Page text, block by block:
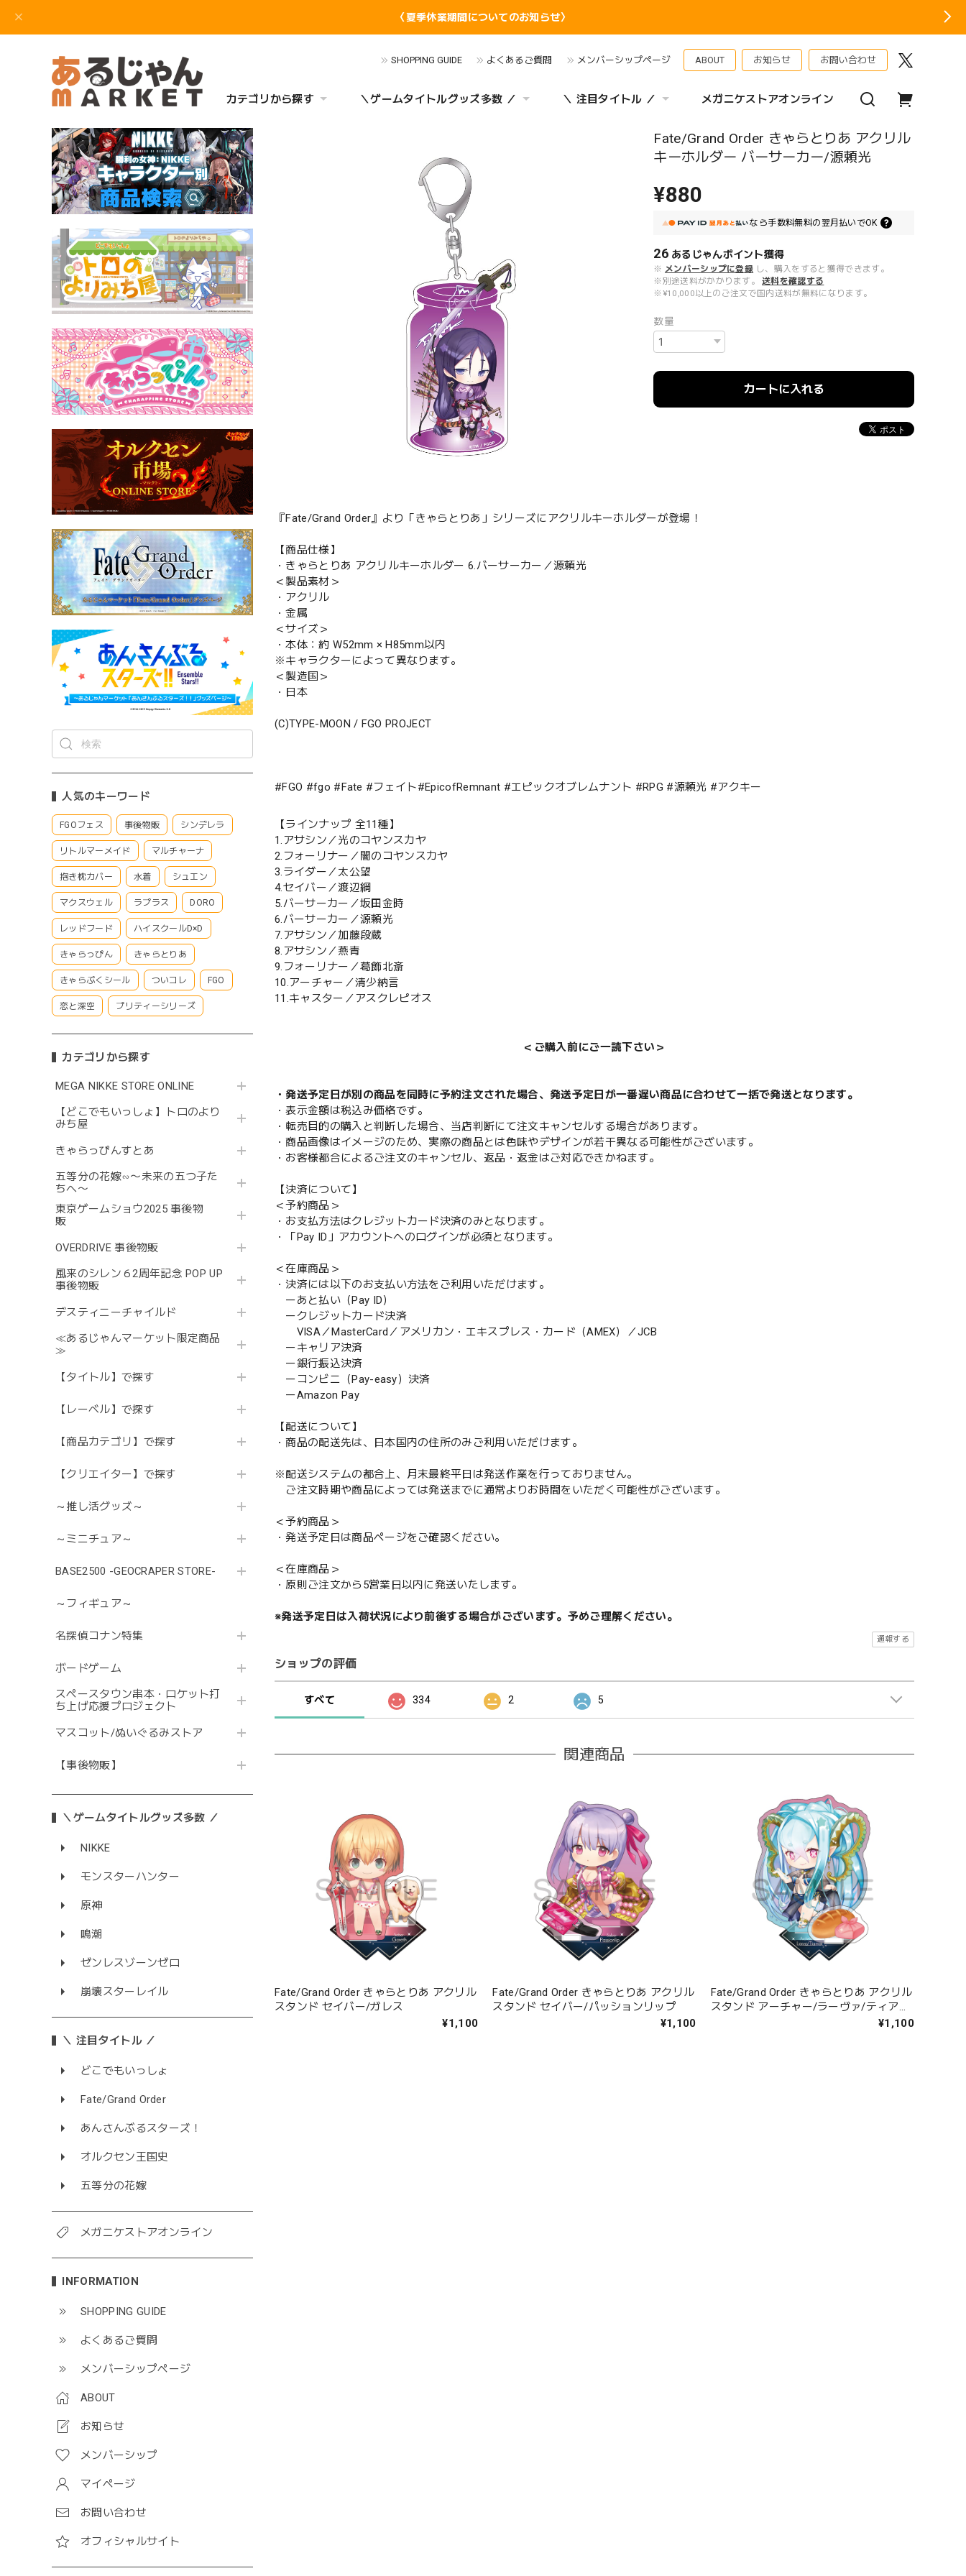
〈夏季休業期間についてのお知らせ〉
SHOPPING GUIDE よくあるご質問 メンバーシップページ ABOUT お知らせ お問い合わせ
カテゴリから探す ＼ゲームタイトルグッズ多数 ／ ＼ 注目タイトル ／ メガニケストアオンライン
人気のキーワード
FGOフェス 事後物販 シンデレラ
リトルマーメイド マルチャーナ
抱き枕カバー 水着 シュエン
マクスウェル ラプラス DORO
レッドフード ハイスクールD×D
きゃらっぴん きゃらとりあ
きゃらぷくシール ついコレ FGO
恋と深空 プリティーシリーズ
カテゴリから探す
MEGA NIKKE STORE ONLINE
【どこでもいっしょ】トロのより
みち屋
きゃらっぴんすとあ
五等分の花嫁∽〜未来の五つ子た
ちへ〜
東京ゲームショウ2025 事後物
販
OVERDRIVE 事後物販
風来のシレン６2周年記念 POP UP
事後物販
デスティニーチャイルド
≪あるじゃんマーケット限定商品
≫
【タイトル】で探す
【レーベル】で探す
【商品カテゴリ】で探す
【クリエイター】で探す
～推し活グッズ～
～ミニチュア～
BASE2500 -GEOCRAPER STORE-
～フィギュア～
名探偵コナン特集
ボードゲーム
スペースタウン串本・ロケット打
ち上げ応援プロジェクト
マスコット/ぬいぐるみストア
【事後物販】
＼ゲームタイトルグッズ多数 ／
NIKKE
モンスターハンター
原神
鳴潮
ゼンレスゾーンゼロ
崩壊スターレイル
＼ 注目タイトル ／
どこでもいっしょ
Fate/Grand Order
あんさんぶるスターズ！
オルクセン王国史
五等分の花嫁
メガニケストアオンライン
INFORMATION
SHOPPING GUIDE
よくあるご質問
メンバーシップページ
ABOUT
お知らせ
メンバーシップ
マイページ
お問い合わせ
オフィシャルサイト
Fate/Grand Order きゃらとりあ アクリル
キーホルダー バーサーカー/源頼光
¥880
なら手数料無料の 翌月払いでOK
26 あるじゃんポイント獲得
※ メンバーシップに登録 し、購入をすると獲得できます。
※別途送料がかかります。
送料を確認する
※¥10,000以上のご注文で国内送料が無料になります。
数量
カートに入れる
『Fate/Grand Order』より「きゃらとりあ」シリーズにアクリルキーホルダーが登場！
【商品仕様】
・きゃらとりあ アクリルキーホルダー 6.バーサーカー／源頼光
＜製品素材＞
・アクリル
・金属
＜サイズ＞
・本体：約 W52mm × H85mm以内
※キャラクターによって異なります。
＜製造国＞
・日本
(C)TYPE-MOON / FGO PROJECT
#FGO #fgo #Fate #フェイト#EpicofRemnant #エピックオブレムナント #RPG #源頼光 #アクキー
【ラインナップ 全11種】
1.アサシン／光のコヤンスカヤ
2.フォーリナー／闇のコヤンスカヤ
3.ライダー／太公望
4.セイバー／渡辺綱
5.バーサーカー／坂田金時
6.バーサーカー／源頼光
7.アサシン／加藤段蔵
8.アサシン／燕青
9.フォーリナー／葛飾北斎
10.アーチャー／清少納言
11.キャスター／アスクレピオス
＜ご購入前にご一読下さい＞
・発送予定日が別の商品を同時に予約注文された場合、発送予定日が一番遅い商品に合わせて一括で発送となります。
・表示金額は税込み価格です。
・転売目的の購入と判断した場合、当店判断にて注文キャンセルする場合があります。
・商品画像はイメージのため、実際の商品とは色味やデザインが若干異なる可能性がございます。
・お客様都合によるご注文のキャンセル、返品・返金はご対応できかねます。
【決済について】
＜予約商品＞
・お支払方法はクレジットカード決済のみとなります。
・「Pay ID」アカウントへのログインが必須となります。
＜在庫商品＞
・決済には以下のお支払い方法をご利用いただけます。
ーあと払い（Pay ID）
ークレジットカード決済
VISA／MasterCard／アメリカン・エキスプレス・カード（AMEX）／JCB
ーキャリア決済
ー銀行振込決済
ーコンビニ（Pay-easy）決済
ーAmazon Pay
【配送について】
・商品の配送先は、日本国内の住所のみご利用いただけます。
※配送システムの都合上、月末最終平日は発送作業を行っておりません。
ご注文時期や商品によっては発送までに通常よりお時間をいただく可能性がございます。
＜予約商品＞
・発送予定日は商品ページをご確認ください。
＜在庫商品＞
・原則ご注文から5営業日以内に発送いたします。
※発送予定日は入荷状況により前後する場合がございます。予めご理解ください。
通報する
ショップの評価
すべて 334 2 5
関連商品
Fate/Grand Order きゃらとりあ アクリル
スタンド セイバー/ガレス
¥1,100
Fate/Grand Order きゃらとりあ アクリル
スタンド セイバー/パッションリップ
¥1,100
Fate/Grand Order きゃらとりあ アクリル
スタンド アーチャー/ラーヴァ/ティアマ
¥1,100